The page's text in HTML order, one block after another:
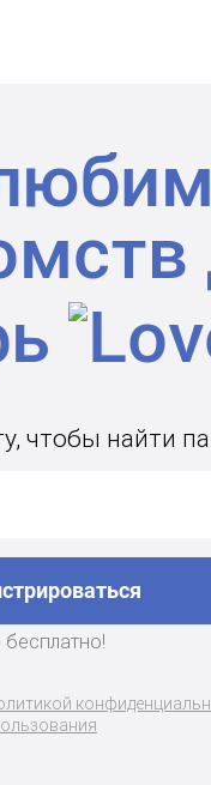
чтобы найти
бесплатно!